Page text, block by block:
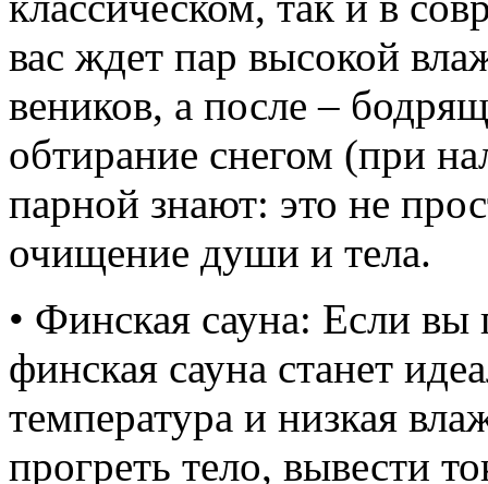
вас ждет пар высокой
веников, а после –
обтирание снегом (при
парной знают: это не
очищение души и тела.
• Финская сауна: Если вы
финская сауна станет
температура и низкая
прогреть тело, вывести